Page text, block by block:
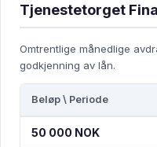
Tjenestetorget
Omtrentlige månedlige
godkjenning av lån.
Beløp \ Periode
50 000 NOK